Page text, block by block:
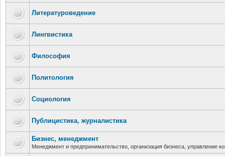
Литературоведение
Лингвистика
Философия
Политология
Социология
Публицистика, журналистика
Бизнес, менеджмент
Менеджмент и предпринимательство, организация бизнеса, управление